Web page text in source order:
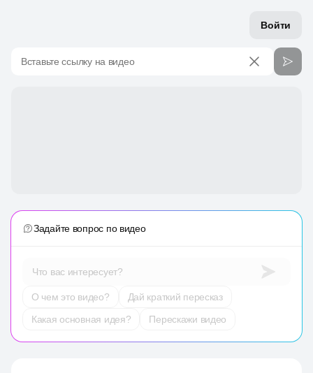
Войти
Вставьте ссылку на видео
Задайте вопрос по видео
Что вас интересует?
О чем это видео?
Дай краткий пересказ
Какая основная идея?
Перескажи видео